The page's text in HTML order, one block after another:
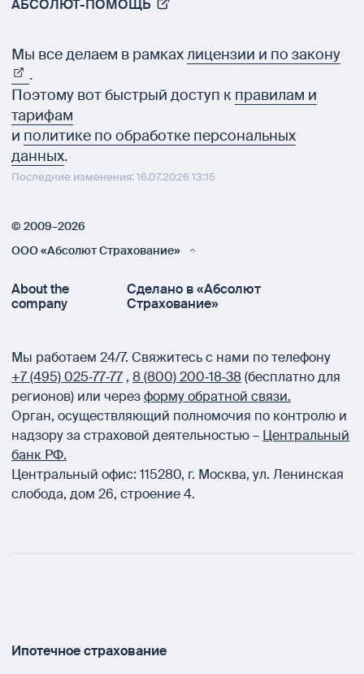
АБСОЛЮТ-ПОМОЩЬ
Мы все делаем в рамкахлицензии и по закону
.
Поэтому вот быстрый доступ к правилам и
тарифам
и политике по обработке персональных
данных.
Последние изменения: 16.07.2026 13:15
© 2009–2026
ООО «Абсолют Страхование»
About the
company
Сделано в «Абсолют
Страхование»
Мы работаем 24/7. Свяжитесь с нами по телефону
+7 (495) 025‑77‑77 , 8 (800) 200‑18‑38(бесплатно для
регионов) или черезформу обратной связи.
Орган, осуществляющий полномочия по контролю и
надзору за страховой деятельностью – Центральный
банк РФ.
Центральный офис: 115280, г. Москва, ул. Ленинская
слобода, дом 26, строение 4.
Ипотечное страхование